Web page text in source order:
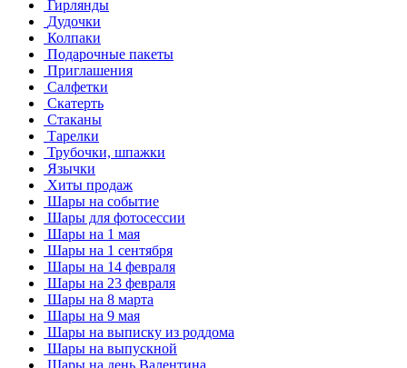
Гирлянды
Дудочки
Колпаки
Подарочные пакеты
Приглашения
Салфетки
Скатерть
Стаканы
Тарелки
Трубочки, шпажки
Язычки
Хиты продаж
Шары на событие
Шары для фотосессии
Шары на 1 мая
Шары на 1 сентября
Шары на 14 февраля
Шары на 23 февраля
Шары на 8 марта
Шары на 9 мая
Шары на выписку из роддома
Шары на выпускной
Шары на день Валентина